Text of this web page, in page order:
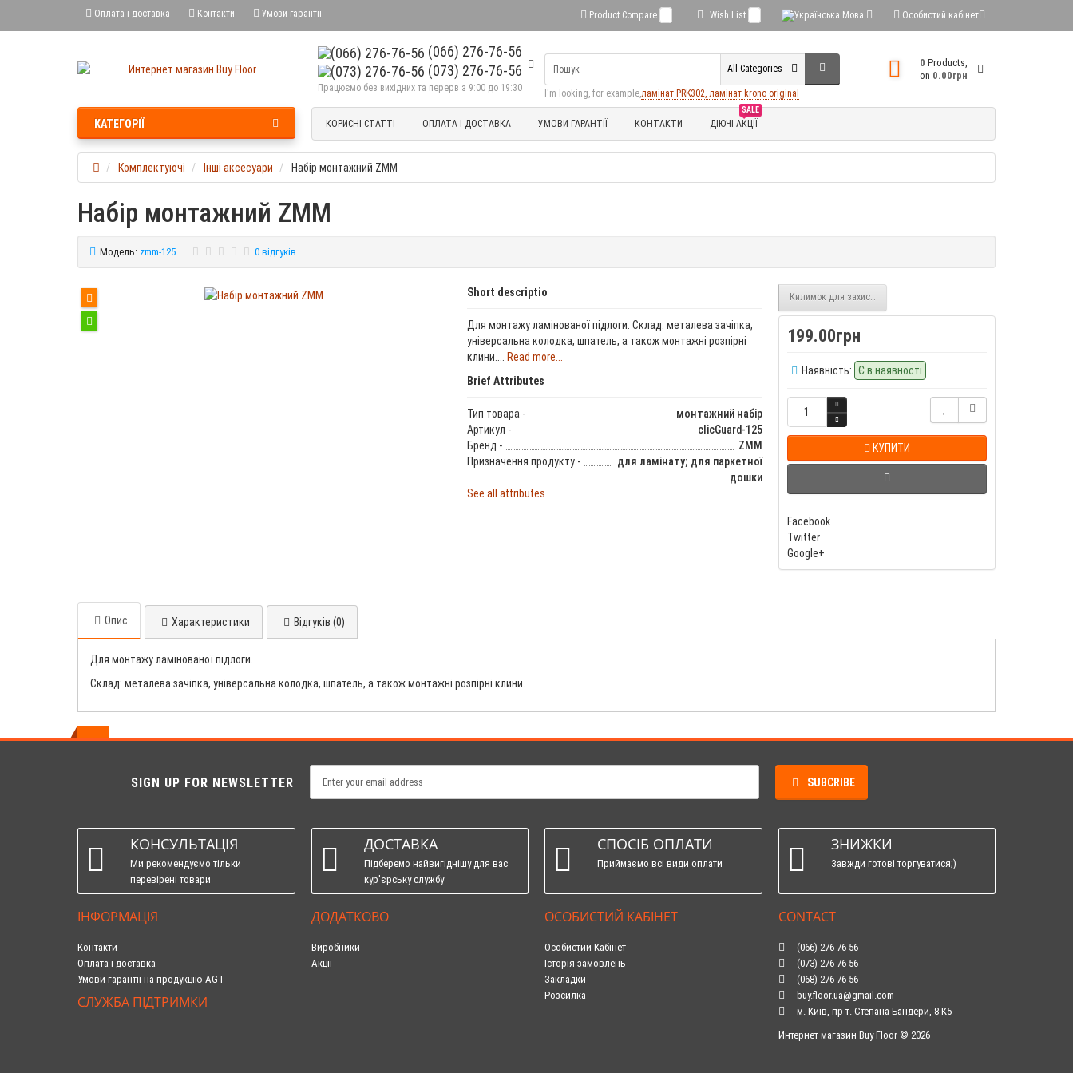
Оплата і доставка Контакти Умови гарантії Особистий кабінет
Мова
Wish List
Product Compare
(066) 276-76-56
(073) 276-76-56
Працюємо без вихідних та перерв з 9:00 до 19:30
0 Products,
on 0.00грн
All Categories
I'm looking, for example, ламінат PRK302, ламінат krono original
КАТЕГОРІЇ КОРИСНІ СТАТТІ ОПЛАТА І ДОСТАВКА УМОВИ ГАРАНТІЇ КОНТАКТИ
SALE
ДІЮЧІ АКЦІЇ
Комплектуючі Інші аксесуари Набір монтажний ZMM
Набір монтажний ZMM
Модель: zmm-125 0 відгуків
Short descriptio
Для монтажу ламінованої підлоги. Склад: металева зачіпка,
універсальна колодка, шпатель, а також монтажні розпірні
клини....
Read more...
Brief Attributes
Тип товара -
монтажний набір
Артикул -
clicGuard-125
Бренд -
ZMM
Призначення продукту -
для ламінату; для паркетної
дошки
See all attributes
Килимок для захисту підлоги 1200*980*2 мм
199.00грн
Наявність: Є в наявності
КУПИТИ
Facebook
Twitter
Google+
Опис Характеристики Відгуків (0)
Для монтажу ламінованої підлоги.
Склад: металева зачіпка, універсальна колодка, шпатель, а також монтажні розпірні клини.
SIGN UP FOR NEWSLETTER SUBCRIBE
КОНСУЛЬТАЦІЯ
Ми рекомендуємо тільки
перевірені товари
ДОСТАВКА
Підберемо найвигіднішу для вас
кур'єрську службу
СПОСІБ ОПЛАТИ
Приймаємо всі види оплати
ЗНИЖКИ
Завжди готові торгуватися;)
ІНФОРМАЦІЯ
Контакти
Оплата і доставка
Умови гарантії на продукцію AGT
СЛУЖБА ПІДТРИМКИ
ДОДАТКОВО
Виробники
Акції
ОСОБИСТИЙ КАБІНЕТ
Особистий Кабінет
Історія замовлень
Закладки
Розсилка
CONTACT
(066) 276-76-56
(073) 276-76-56
(068) 276-76-56
buy.floor.ua@gmail.com
м. Київ, пр-т. Степана Бандери, 8 К5
Интернет магазин Buy Floor © 2026